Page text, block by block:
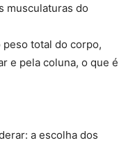
musculaturas do
total do corpo,
e pela coluna, o que é
a escolha dos